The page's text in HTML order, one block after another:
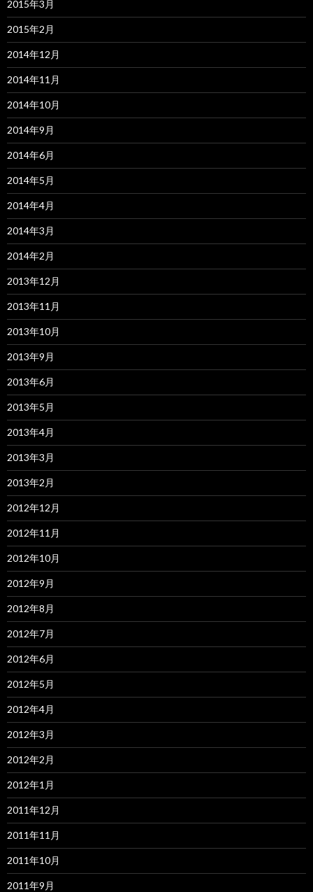
2015年3月
2015年2月
2014年12月
2014年11月
2014年10月
2014年9月
2014年6月
2014年5月
2014年4月
2014年3月
2014年2月
2013年12月
2013年11月
2013年10月
2013年9月
2013年6月
2013年5月
2013年4月
2013年3月
2013年2月
2012年12月
2012年11月
2012年10月
2012年9月
2012年8月
2012年7月
2012年6月
2012年5月
2012年4月
2012年3月
2012年2月
2012年1月
2011年12月
2011年11月
2011年10月
2011年9月